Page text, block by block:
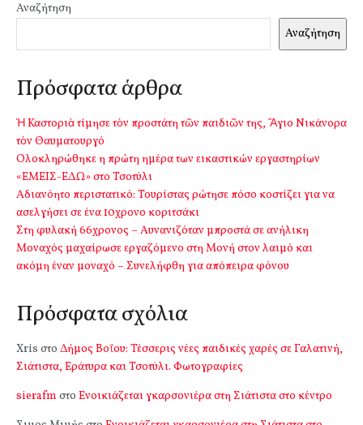
Αναζήτηση
Αναζήτηση
Πρόσφατα άρθρα
Ἡ Καστοριὰ τίμησε τὸν προστάτη τῶν παιδιῶν της, Ἅγιο Νικάνορα
τὸν Θαυματουργό
Ολοκληρώθηκε η πρώτη ημέρα των εικαστικών εργαστηρίων
«ΕΜΕΙΣ-ΕΔΩ» στο Τσοτύλι
Αδιανόητο περιστατικό: Τουρίστας ρώτησε πόσο κοστίζει για να
ασελγήσει σε ένα 10χρονο κοριτσάκι
Στη φυλακή 66χρονος – Αυνανιζόταν μπροστά σε ανήλικη
Μοναχός μαχαίρωσε εργαζόμενο στη Μονή στον λαιμό και
ακόμη έναν μοναχό – Συνελήφθη για απόπειρα φόνου
Πρόσφατα σχόλια
Xris στο Δήμος Βοΐου: Τέσσερις νέες παιδικές χαρές σε Γαλατινή,
Σιάτιστα, Εράτυρα και Τσοτύλι. Φωτογραφίες
sierafm στο Ενοικιάζεται γκαρσονιέρα στη Σιάτιστα στο κέντρο